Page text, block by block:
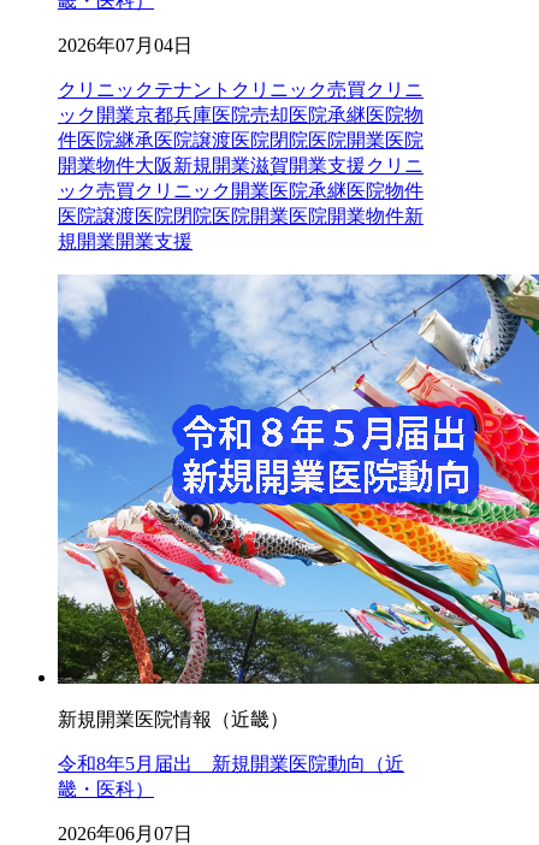
2026年07月04日
クリニックテナントクリニック売買クリニ
ック開業京都兵庫医院売却医院承継医院物
件医院継承医院譲渡医院閉院医院開業医院
開業物件大阪新規開業滋賀開業支援クリニ
ック売買クリニック開業医院承継医院物件
医院譲渡医院閉院医院開業医院開業物件新
規開業開業支援
新規開業医院情報（近畿）
令和8年5月届出 新規開業医院動向（近
畿・医科）
2026年06月07日